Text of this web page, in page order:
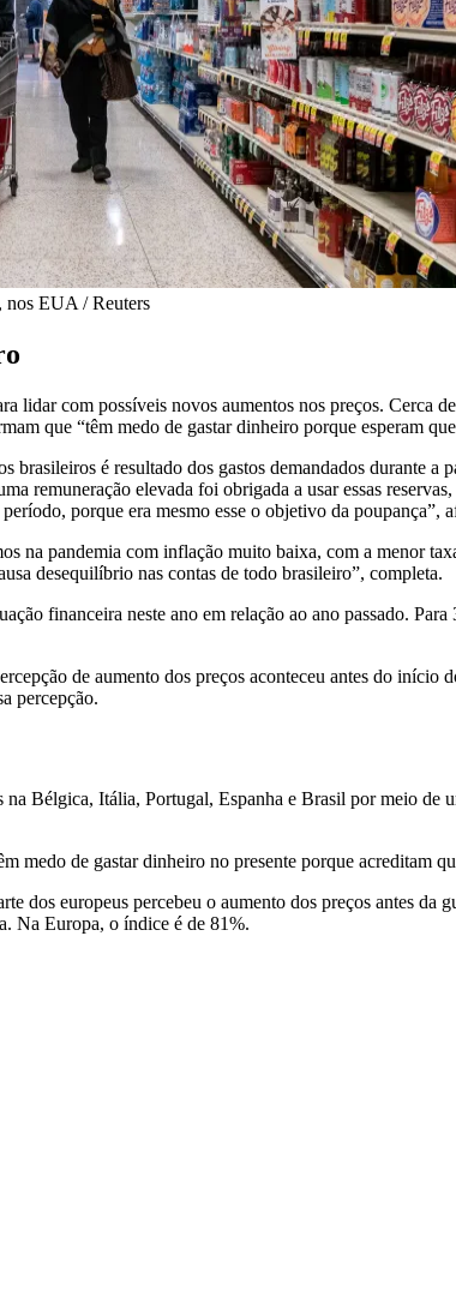
nos EUA / Reuters
lidar com possíveis novos aumentos nos preços. Cerca
que “têm medo de gastar dinheiro porque esperam
é resultado dos gastos demandados durante a
remuneração elevada foi obrigada a usar essas
porque era mesmo esse o objetivo da poupança”,
na pandemia com inflação muito baixa, com a menor
desequilíbrio nas contas de todo brasileiro”, completa.
financeira neste ano em relação ao ano passado.
de aumento dos preços aconteceu antes do início
percepção.
Bélgica, Itália, Portugal, Espanha e Brasil por meio de
medo de gastar dinheiro no presente porque acreditam
dos europeus percebeu o aumento dos preços antes da
Na Europa, o índice é de 81%.